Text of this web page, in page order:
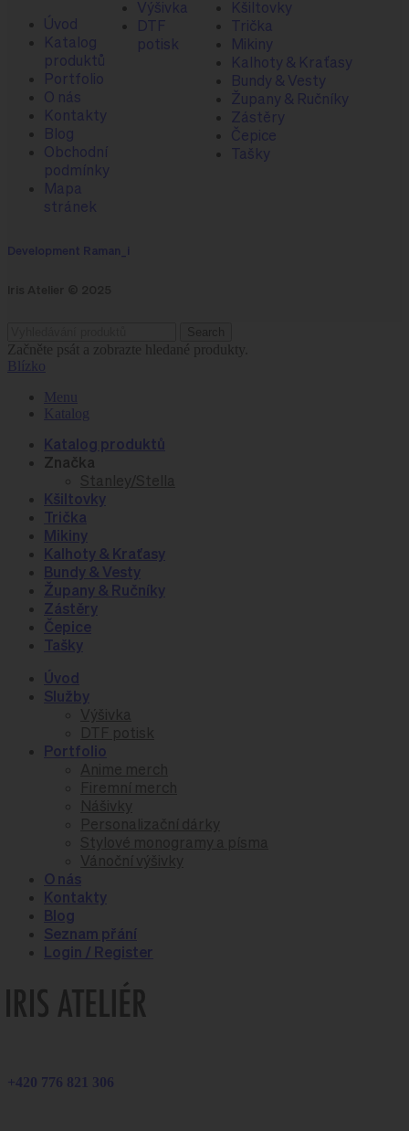
Úvod
Katalog
produktů
Portfolio
O nás
Kontakty
Blog
Obchodní
podmínky
Mapa
stránek
Výšivka
DTF
potisk
Kšiltovky
Trička
Mikiny
Kalhoty & Kraťasy
Bundy & Vesty
Župany & Ručníky
Zástěry
Čepice
Tašky
Development Raman_i
Začněte psát a zobrazte hledané produkty.
Blízko
Menu
Katalog
Katalog produktů
Značka
Kšiltovky
Trička
Mikiny
Kalhoty & Kraťasy
Bundy & Vesty
Župany & Ručníky
Zástěry
Čepice
Tašky
Úvod
Služby
Portfolio
O nás
Kontakty
Blog
Seznam přání
Login / Register
+420 776 821 306